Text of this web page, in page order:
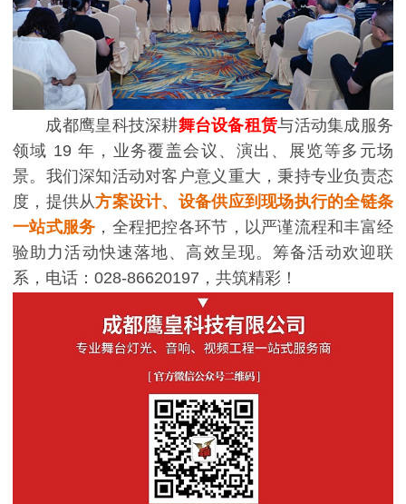
成都鹰皇科技深耕舞台设备租赁与活动集成服务
领域 19 年，业务覆盖会议、演出、展览等多元场
景。我们深知活动对客户意义重大，秉持专业负责态
度，提供从方案设计、设备供应到现场执行的全链条
一站式服务 ，全程把控各环节，以严谨流程和丰富经
验助力活动快速落地、高效呈现。筹备活动欢迎联
系，电话：028-86620197，共筑精彩！